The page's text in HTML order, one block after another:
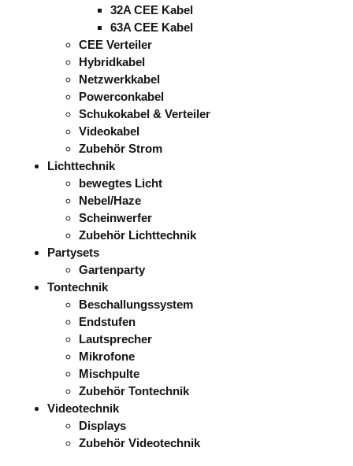
32A CEE Kabel
63A CEE Kabel
CEE Verteiler
Hybridkabel
Netzwerkkabel
Powerconkabel
Schukokabel & Verteiler
Videokabel
Zubehör Strom
Lichttechnik
bewegtes Licht
Nebel/Haze
Scheinwerfer
Zubehör Lichttechnik
Partysets
Gartenparty
Tontechnik
Beschallungssystem
Endstufen
Lautsprecher
Mikrofone
Mischpulte
Zubehör Tontechnik
Videotechnik
Displays
Zubehör Videotechnik